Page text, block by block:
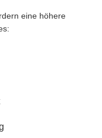
eine höhere